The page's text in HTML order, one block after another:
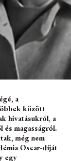
a
között
hivatásukról, a
és magasságról.
még nem
Oscar-díját
egy